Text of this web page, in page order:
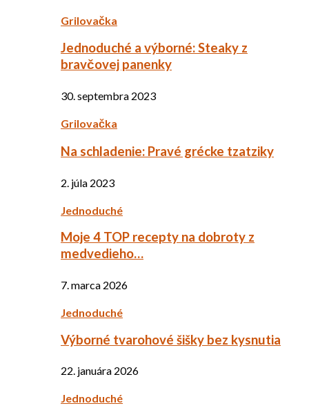
Grilovačka
Jednoduché a výborné: Steaky z
bravčovej panenky
30. septembra 2023
Grilovačka
Na schladenie: Pravé grécke tzatziky
2. júla 2023
Jednoduché
Moje 4 TOP recepty na dobroty z
medvedieho…
7. marca 2026
Jednoduché
Výborné tvarohové šišky bez kysnutia
22. januára 2026
Jednoduché